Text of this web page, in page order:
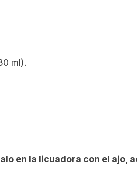
ml).
en la licuadora con el ajo,